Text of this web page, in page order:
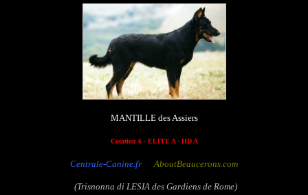
MANTILLE des Assiers
Cotation 6 - ELITE A - HD A
Centrale-Canine.fr AboutBeaucerons.com
(Trisnonna di LESIA des Gardiens de Rome)